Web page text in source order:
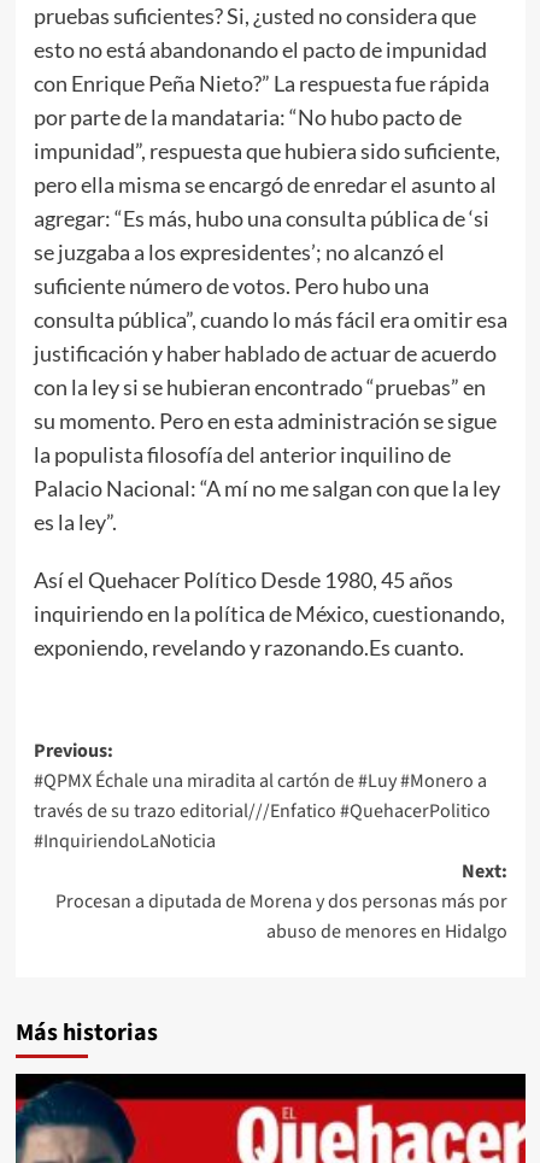
pruebas suficientes? Si, ¿usted no considera que
esto no está abandonando el pacto de impunidad
con Enrique Peña Nieto?” La respuesta fue rápida
por parte de la mandataria: “No hubo pacto de
impunidad”, respuesta que hubiera sido suficiente,
pero ella misma se encargó de enredar el asunto al
agregar: “Es más, hubo una consulta pública de ‘si
se juzgaba a los expresidentes’; no alcanzó el
suficiente número de votos. Pero hubo una
consulta pública”, cuando lo más fácil era omitir esa
justificación y haber hablado de actuar de acuerdo
con la ley si se hubieran encontrado “pruebas” en
su momento. Pero en esta administración se sigue
la populista filosofía del anterior inquilino de
Palacio Nacional: “A mí no me salgan con que la ley
es la ley”.
Así el Quehacer Político Desde 1980, 45 años
inquiriendo en la política de México, cuestionando,
exponiendo, revelando y razonando.Es cuanto.
Post
navigation
Previous:
#QPMX Échale una miradita al cartón de #Luy #Monero a
través de su trazo editorial///Enfatico #QuehacerPolitico
#InquiriendoLaNoticia
Next:
Procesan a diputada de Morena y dos personas más por
abuso de menores en Hidalgo
Más historias